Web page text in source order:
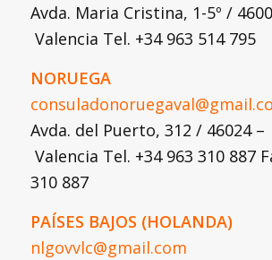
Avda. Maria Cristina, 1-5º /
Valencia Tel. +34 963 514 795
NORUEGA
Avda. del Puerto, 312 / 46024 –
Valencia Tel. +34 963 310 887
310 887
PAÍSES BAJOS (HOLANDA)
nlgovvlc@gmail.com